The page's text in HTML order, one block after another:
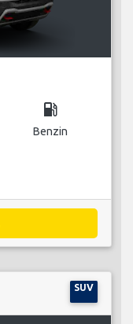
local_gas_station
Benzin
SUV